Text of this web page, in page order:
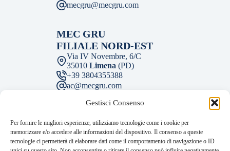
Gestisci Consenso
Per fornire le migliori esperienze, utilizziamo tecnologie come i cookie per
memorizzare e/o accedere alle informazioni del dispositivo. Il consenso a queste
tecnologie ci permetterà di elaborare dati come il comportamento di navigazione o ID
mecgru@mecgru.com
MEC GRU
FILIALE NORD-EST
Via IV Novembre, 6/C
35010 Limena (PD)
+39 3804355388
ac@mecgru.com
FILIALE CENTRO
Via M. Fantelli 2
43122Parma(PR)